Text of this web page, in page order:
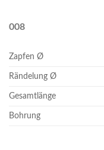
008
Zapfen Ø
Rändelung Ø
Gesamtlänge
Bohrung